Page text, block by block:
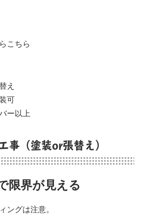
こちら
え
可
ー以上
事（塗装or張替え）
限界が見える
ングは注意。